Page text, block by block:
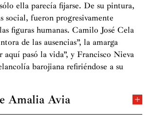
ella parecía fijarse. De su pintura,
social, fueron progresivamente
figuras humanas. Camilo José Cela
de las ausencias”, la amarga
aquí pasó la vida”, y Francisco Nieva
barojiana refiriéndose a su
Amalia Avia